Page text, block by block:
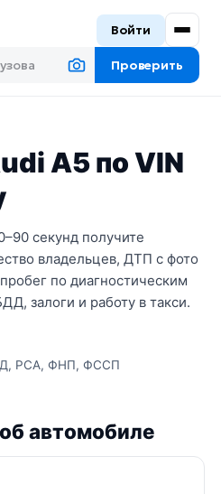
Проверить
Войти
A5 по VIN
секунд получите
владельцев, ДТП с фото
по диагностическим
залоги и работу в такси.
РСА, ФНП, ФССП
автомобиле